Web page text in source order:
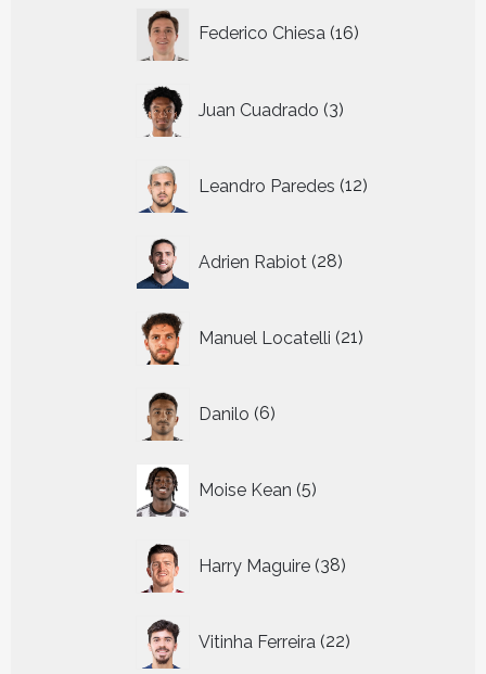
Federico Chiesa 16
producten
Juan Cuadrado 3
producten
Leandro Paredes 12
producten
Adrien Rabiot 28
producten
Manuel Locatelli 21
producten
Danilo 6
producten
Moise Kean 5
producten
Harry Maguire 38
producten
Vitinha Ferreira 22
producten